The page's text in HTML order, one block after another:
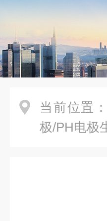
当前位置：
极/PH电极